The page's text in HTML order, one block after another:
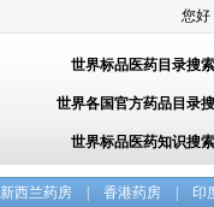
您好
世界标品医药目录搜
世界各国官方药品目录
世界标品医药知识搜
新西兰药房 香港药房 印